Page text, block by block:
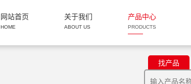
网站首页
HOME
关于我们
ABOUT US
产品中心
PRODUCTS
找产品